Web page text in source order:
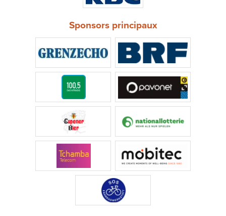
Sponsors principaux